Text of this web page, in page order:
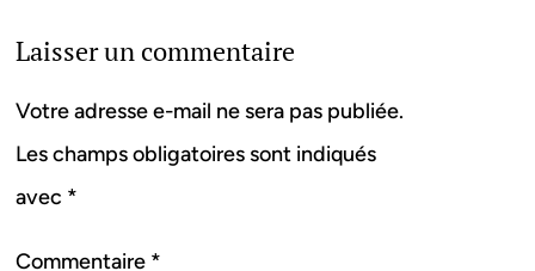
Laisser un commentaire
Votre adresse e-mail ne sera pas publiée.
Les champs obligatoires sont indiqués
avec *
Commentaire *